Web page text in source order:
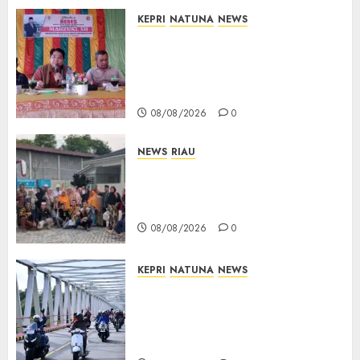
KEPRI NATUNA NEWS
08/08/2026 0
NEWS RIAU
08/08/2026 0
KEPRI NATUNA NEWS